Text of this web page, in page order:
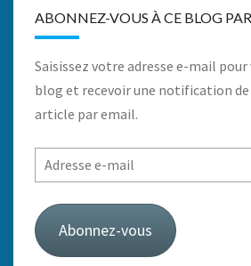
ABONNEZ-VOUS À CE BLOG
Saisissez votre adresse e-mail pour
blog et recevoir une notification de
article par email.
Adresse
e-
mail
Abonnez-vous